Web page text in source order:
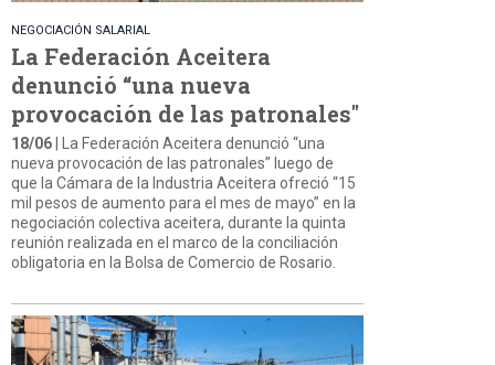
NEGOCIACIÓN SALARIAL
La Federación Aceitera
denunció “una nueva
provocación de las patronales"
18/06| La Federación Aceitera denunció “una
nueva provocación de las patronales” luego de
que la Cámara de la Industria Aceitera ofreció “15
mil pesos de aumento para el mes de mayo” en la
negociación colectiva aceitera, durante la quinta
reunión realizada en el marco de la conciliación
obligatoria en la Bolsa de Comercio de Rosario.